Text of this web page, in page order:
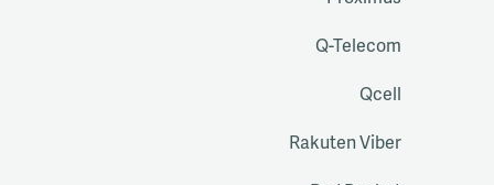
Q-Telecom
Qcell
Rakuten Viber